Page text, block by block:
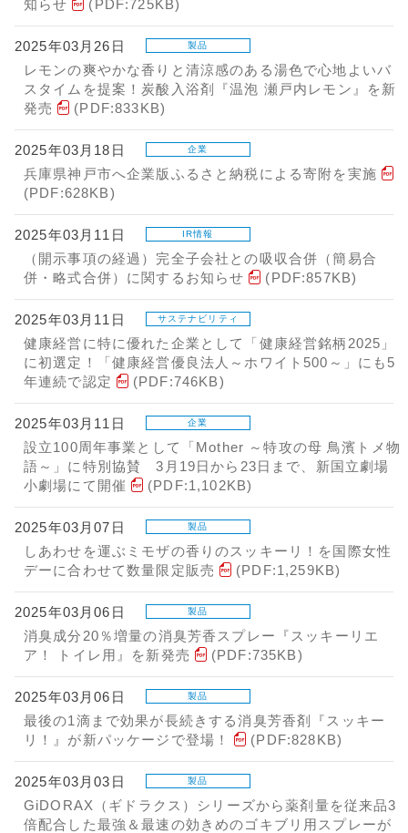
知らせ
(PDF:725KB)
2025年03月26日 製品
レモンの爽やかな香りと清涼感のある湯色で心地よいバ
スタイムを提案！炭酸入浴剤『温泡 瀬戸内レモン』を新
発売
(PDF:833KB)
2025年03月18日 企業
兵庫県神戸市へ企業版ふるさと納税による寄附を実施
(PDF:628KB)
2025年03月11日 IR情報
（開示事項の経過）完全子会社との吸収合併（簡易合
併・略式合併）に関するお知らせ
(PDF:857KB)
2025年03月11日 サステナビリティ
健康経営に特に優れた企業として「健康経営銘柄2025」
に初選定！「健康経営優良法人～ホワイト500～」にも5
年連続で認定
(PDF:746KB)
2025年03月11日 企業
設立100周年事業として「Mother ～特攻の母 鳥濱トメ物
語～」に特別協賛 3月19日から23日まで、新国立劇場
小劇場にて開催
(PDF:1,102KB)
2025年03月07日 製品
しあわせを運ぶミモザの香りのスッキーリ！を国際女性
デーに合わせて数量限定販売
(PDF:1,259KB)
2025年03月06日 製品
消臭成分20％増量の消臭芳香スプレー『スッキーリエ
ア！ トイレ用』を新発売
(PDF:735KB)
2025年03月06日 製品
最後の1滴まで効果が長続きする消臭芳香剤『スッキー
リ！』が新パッケージで登場！
(PDF:828KB)
2025年03月03日 製品
GiDORAX（ギドラクス）シリーズから薬剤量を従来品3
倍配合した最強＆最速の効きめのゴキブリ用スプレーが